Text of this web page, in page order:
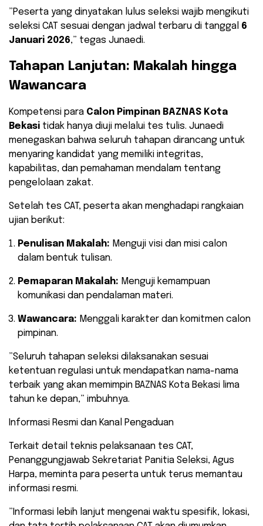
​”Peserta yang dinyatakan lulus seleksi wajib mengikuti
seleksi CAT sesuai dengan jadwal terbaru di tanggal 6
Januari 2026,” tegas Junaedi.
​Tahapan Lanjutan: Makalah hingga
Wawancara
​Kompetensi para Calon Pimpinan BAZNAS Kota
Bekasi tidak hanya diuji melalui tes tulis. Junaedi
menegaskan bahwa seluruh tahapan dirancang untuk
menyaring kandidat yang memiliki integritas,
kapabilitas, dan pemahaman mendalam tentang
pengelolaan zakat.
​Setelah tes CAT, peserta akan menghadapi rangkaian
ujian berikut:
Penulisan Makalah: Menguji visi dan misi calon
dalam bentuk tulisan.
Pemaparan Makalah: Menguji kemampuan
komunikasi dan pendalaman materi.
Wawancara: Menggali karakter dan komitmen calon
pimpinan.
​”Seluruh tahapan seleksi dilaksanakan sesuai
ketentuan regulasi untuk mendapatkan nama-nama
terbaik yang akan memimpin BAZNAS Kota Bekasi lima
tahun ke depan,” imbuhnya.
​Informasi Resmi dan Kanal Pengaduan
​Terkait detail teknis pelaksanaan tes CAT,
Penanggungjawab Sekretariat Panitia Seleksi, Agus
Harpa, meminta para peserta untuk terus memantau
informasi resmi.
​”Informasi lebih lanjut mengenai waktu spesifik, lokasi,